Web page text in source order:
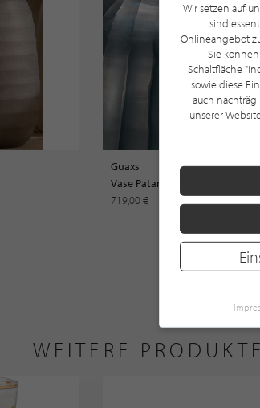
Guaxs
Vase Patara
719,00 €
MEHR
WEITERE
Wir setzen auf
sind
Onlineangebot
Sie
Schaltfläche
sowie diese
auch
unserer